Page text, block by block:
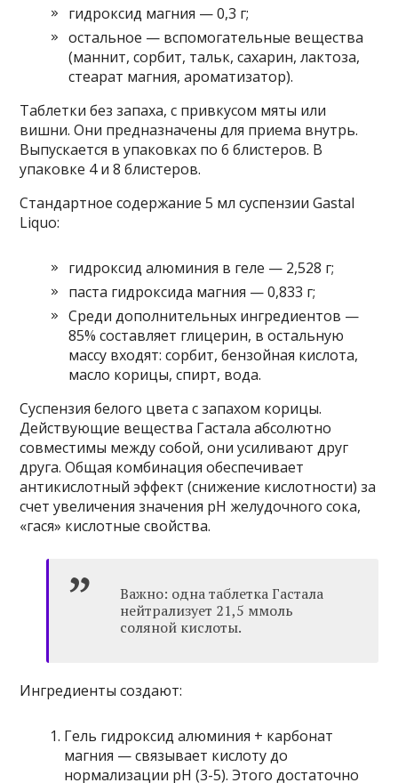
гидроксид магния — 0,3 г;
остальное — вспомогательные вещества
(маннит, сорбит, тальк, сахарин, лактоза,
стеарат магния, ароматизатор).
Таблетки без запаха, с привкусом мяты или
вишни. Они предназначены для приема внутрь.
Выпускается в упаковках по 6 блистеров. В
упаковке 4 и 8 блистеров.
Стандартное содержание 5 мл суспензии Gastal
Liquo:
гидроксид алюминия в геле — 2,528 г;
паста гидроксида магния — 0,833 г;
Среди дополнительных ингредиентов —
85% составляет глицерин, в остальную
массу входят: сорбит, бензойная кислота,
масло корицы, спирт, вода.
Суспензия белого цвета с запахом корицы.
Действующие вещества Гастала абсолютно
совместимы между собой, они усиливают друг
друга. Общая комбинация обеспечивает
антикислотный эффект (снижение кислотности) за
счет увеличения значения pH желудочного сока,
«гася» кислотные свойства.
Важно: одна таблетка Гастала
нейтрализует 21,5 ммоль
соляной кислоты.
Ингредиенты создают:
Гель гидроксид алюминия + карбонат
магния — связывает кислоту до
нормализации pH (3-5). Этого достаточно